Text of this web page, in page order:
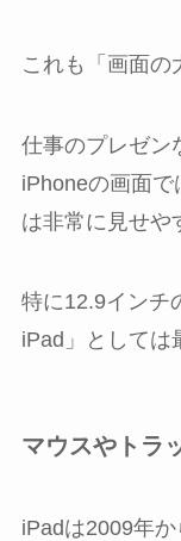
これも「画面の
仕事のプレゼン
iPhoneの画面
は非常に見せや
特に12.9インチ
iPad」としては
マウスやトラ
iPadは2009年